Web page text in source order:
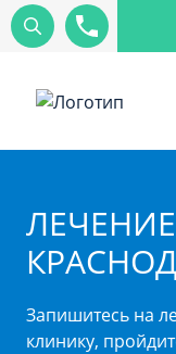
Запишитесь на
клинику,